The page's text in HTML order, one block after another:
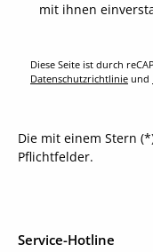
mit ihnen
Diese Seite ist durch
Datenschutzrichtlinie und
Die mit einem Stern
Pflichtfelder.
Service-Hotline